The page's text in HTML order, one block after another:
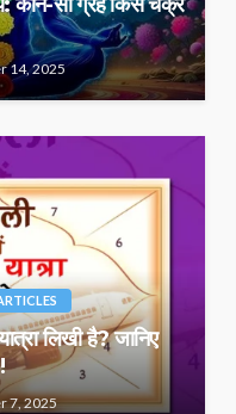
कौन-सा ग्रह किस चक्र
14, 2025
लिखी है? जानिए
7, 2025